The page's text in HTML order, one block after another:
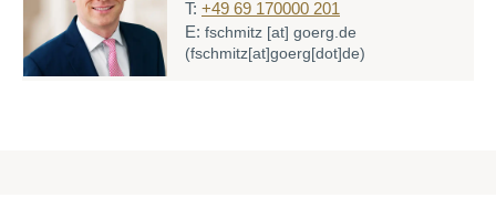
T: +49 69 170000 201
E: fschmitz [at] goerg.de
(fschmitz[at]goerg[dot]de)